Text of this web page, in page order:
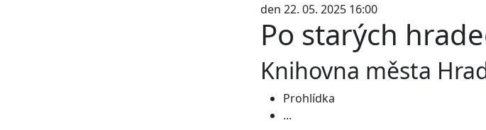
den 22. 05. 2025 16:00
Po starých
Knihovna města
Prohlídka
...